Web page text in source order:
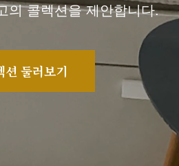
의 콜렉션을 제안합니다.
션 둘러보기